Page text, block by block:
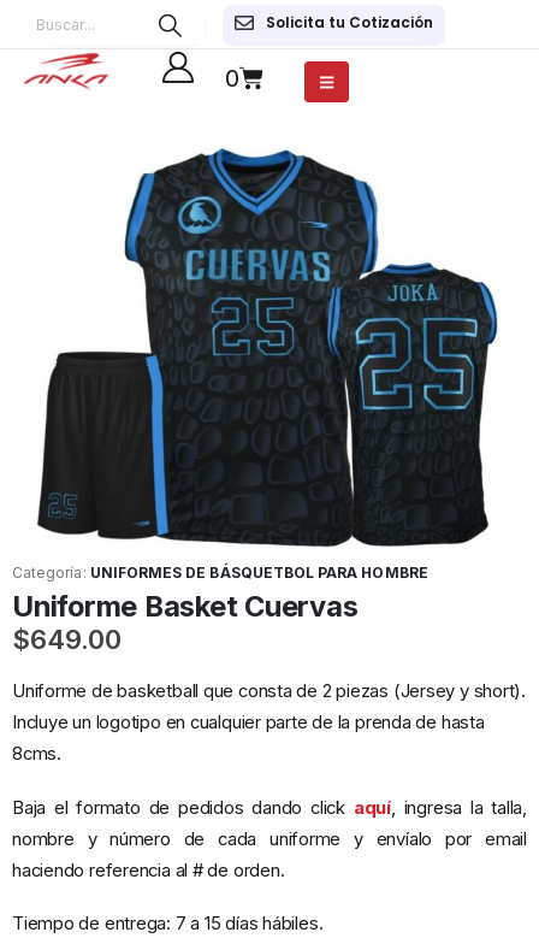
Solicita tu Cotización
0
Categoría: UNIFORMES DE BÁSQUETBOL PARA HOMBRE
Uniforme Basket Cuervas
$649.00
Uniforme de basketball que consta de 2 piezas (Jersey y short).
Incluye un logotipo en cualquier parte de la prenda de hasta
8cms.
Baja el formato de pedidos dando click aquí,
ingresa la talla,
nombre y número de cada uniforme y envíalo por email
haciendo referencia al # de orden.
Tiempo de entrega: 7 a 15 días hábiles.